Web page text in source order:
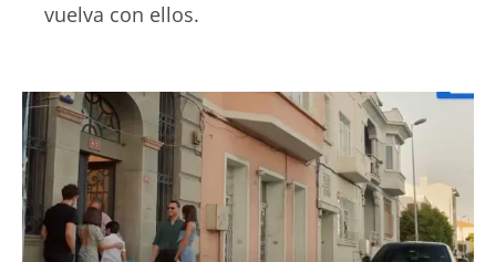
vuelva con ellos.